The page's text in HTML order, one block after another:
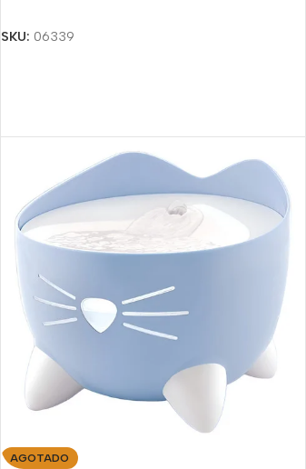
SKU: 06339
AGOTADO